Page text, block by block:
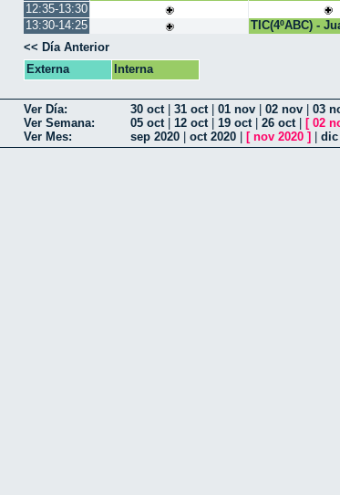
12:35-13:30
13:30-14:25
TIC(4ºABC) -
<< Día Anterior
Externa
Interna
Ver Día: 30 oct| 31 oct| 01 nov 02 nov 03
Ver Semana:
05 oct| 12 oct| 19 oct| 26 oct| [ 02
Ver Mes:
sep 2020 oct 2020 [ nov 2020 ] dic